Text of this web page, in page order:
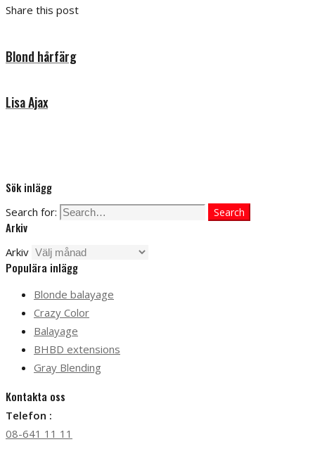
Share this post
Blond hårfärg
Lisa Ajax
Sök inlägg
Search for: Search
Arkiv
Arkiv
Populära inlägg
Blonde balayage
Crazy Color
Balayage
BHBD extensions
Gray Blending
Kontakta oss
Telefon :
08-641 11 11